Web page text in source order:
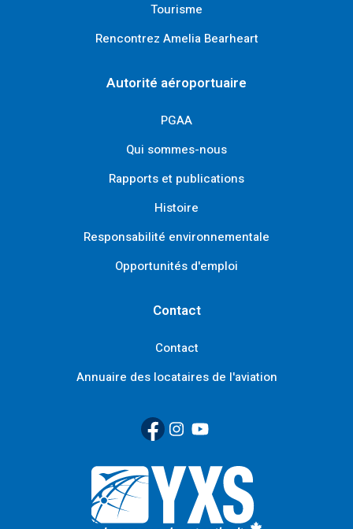
Tourisme
Rencontrez Amelia Bearheart
Autorité aéroportuaire
PGAA
Qui sommes-nous
Rapports et publications
Histoire
Responsabilité environnementale
Opportunités d'emploi
Contact
Contact
Annuaire des locataires de l'aviation
Facebook
(Link opens in new window)
Instagram
(Link opens in new window)
YouTube
(Link opens in new window)